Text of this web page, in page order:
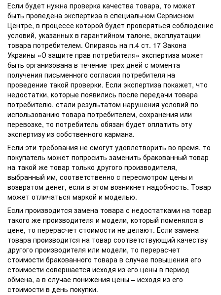
Если будет нужна проверка качества товара, то может
быть проведена экспертиза в специальном Сервисном
Центре, в процессе которой будет проверяться соблюдение
условий, указанных в гарантийном талоне, эксплуатации
товара потребителем. Опираясь на п.4 ст. 17 Закона
Украины «О защите прав потребителя» экспертиза может
быть организована в течение трех дней с момента
получения письменного согласия потребителя на
проведение такой проверки. Если экспертиза покажет, что
недостатки, которые появились после передачи товара
потребителю, стали результатом нарушения условий по
использованию товара потребителем, сохранения или
перевозке, то потребитель обязан будет оплатить эту
экспертизу из собственного кармана.
Если эти требования не смогут удовлетворить во время, то
покупатель может попросить заменить бракованный товар
на такой же товар только другого производителя,
выбранный им, соответственно с пересмотром цены и
возвратом денег, если в этом возникнет надобность. Товар
может отличаться маркой и моделью.
Если производится замена товара с недостатками на товар
такого же производителя и модели, который поменялся в
цене, то перерасчет стоимости не делают. Если замена
товара производится на товар соответствующий качеству
другого производителя или модели, то перерасчет
стоимости бракованного товара в случае повышения его
стоимости совершается исходя из его цены в период
обмена, а в случае понижения цены – исходя из его
стоимости в день покупки.